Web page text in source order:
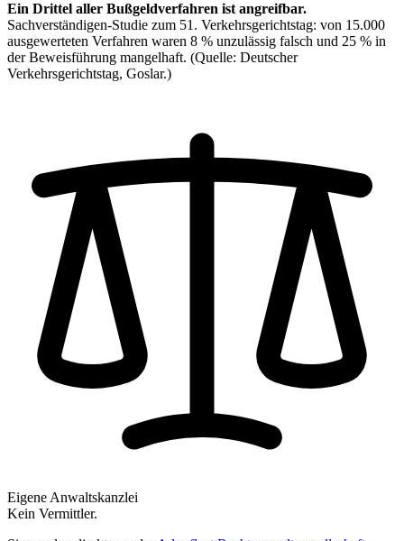
Ein Drittel aller Bußgeldverfahren ist angreifbar.
Sachverständigen-Studie zum 51. Verkehrsgerichtstag: von 15.000
ausgewerteten Verfahren waren 8 % unzulässig falsch und 25 % in
der Beweisführung mangelhaft. (Quelle: Deutscher
Verkehrsgerichtstag, Goslar.)
Eigene Anwaltskanzlei
Kein Vermittler.